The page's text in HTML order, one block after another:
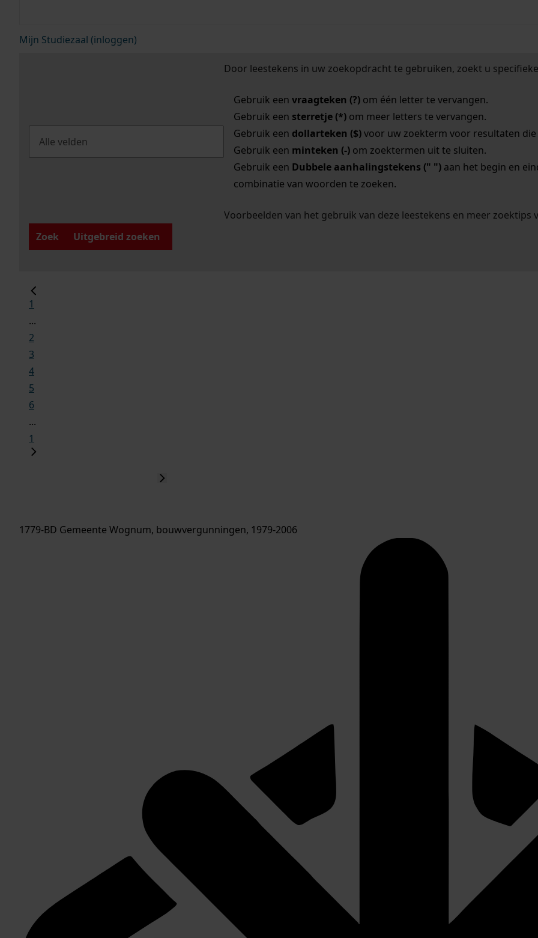
Mijn Studiezaal (inloggen)
Door leestekens in uw zoekopdracht te gebruiken, zoekt u
Gebruik een vraagteken (?)om één letter te vervangen.
Gebruik een sterretje (*)om meer letters te vervangen.
Gebruik een dollarteken ($)voor uw zoekterm voor resultaten die
Gebruik een minteken (-)om zoektermen uit te sluiten.
Gebruik een Dubbele aanhalingstekens (" ")aan het begin en
combinatie van woorden te zoeken.
Voorbeelden van het gebruik van deze leestekens en meer zoektips
Zoek
Uitgebreid zoeken
1
...
2
3
4
5
6
...
1
1779-BD Gemeente Wognum, bouwvergunningen, 1979-2006